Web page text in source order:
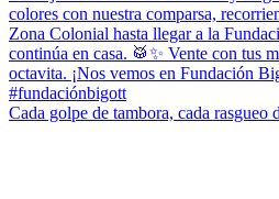
Cada golpe de tambora, cada rasgueo